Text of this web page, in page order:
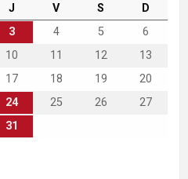
J V S
D
3 4 5
6
10 11 12
13
17 18 19
20
24 25 26
27
31